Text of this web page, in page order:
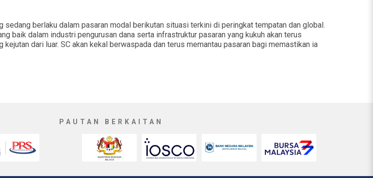
sedang berlaku dalam pasaran modal berikutan situasi terkini di peringkat tempatan dan global.
baik dalam industri pengurusan dana serta infrastruktur pasaran yang kukuh akan terus
dari luar. SC akan kekal berwaspada dan terus memantau pasaran bagi memastikan ia
PAUTAN BERKAITAN